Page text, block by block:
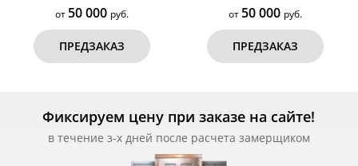
от 50 000 руб.
ПРЕДЗАКАЗ
от 50 000 руб.
ПРЕДЗАКАЗ
Фиксируем цену при заказе на сайте!
в течение з-х дней после расчета замерщиком